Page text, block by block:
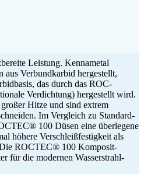
Leistung. Kennametal
Verbundkarbid hergestellt,
das durch das ROC-
Verdichtung) hergestellt wird.
Hitze und sind extrem
Im Vergleich zu Standard-
100 Düsen eine überlegene
höhere Verschleißfestigkeit als
ROCTEC® 100 Komposit-
für die modernen Wasserstrahl-